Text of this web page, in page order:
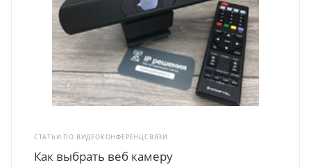
СТАТЬИ ПО ВИДЕОКОНФЕРЕНЦСВЯЗИ
Как выбрать веб камеру